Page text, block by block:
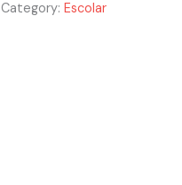
Category: Escolar